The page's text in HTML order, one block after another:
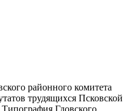
районного комитета
трудящихся Псковской
Гдовского